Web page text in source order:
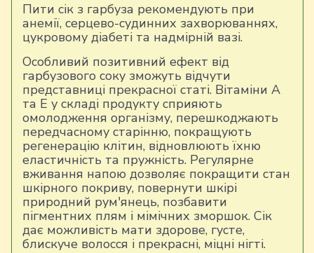
Пити сік з гарбуза рекомендують при
анемії, серцево-судинних захворюваннях,
цукровому діабеті та надмірній вазі.
Особливий позитивний ефект від
гарбузового соку зможуть відчути
представниці прекрасної статі. Вітаміни А
та Е у складі продукту сприяють
омолодження організму, перешкоджають
передчасному старінню, покращують
регенерацію клітин, відновлюють їхню
еластичність та пружність. Регулярне
вживання напою дозволяє покращити стан
шкірного покриву, повернути шкірі
природний рум'янець, позбавити
пігментних плям і мімічних зморшок. Сік
дає можливість мати здорове, густе,
блискуче волосся і прекрасні, міцні нігті.